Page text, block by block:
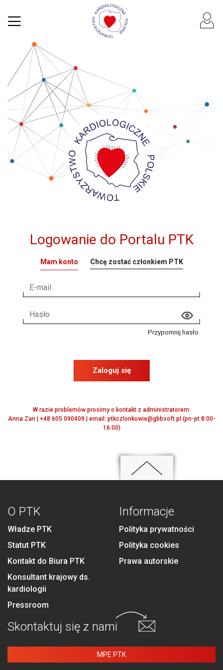
Logowanie do Portalu PTK
Mam konto Chcę zostać członkiem PTK
Przypomnij hasło
Zaloguj się
W razie problemów prosimy o kontakt z administratorem:
Anna Zan | +48 605 090409 | email: ptkczlonkowie@gbbsoft.pl (pn-pt 8:00-
16:00)
O PTK
Władze PTK
Statut PTK
Kontakt do Biura PTK
Konsultant krajowy ds.
kardiologii
Pressroom
Informacje
Polityka prywatności
Polityka cookies
Prawa autorskie
Skontaktuj się z nami
MPE PTK